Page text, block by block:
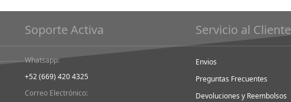
Soporte Activa
Whatsapp:
+52 (669) 420 4325
Correo Electrónico:
Servicio al Cliente
Envios
Preguntas Frecuentes
Devoluciones y Reembolsos